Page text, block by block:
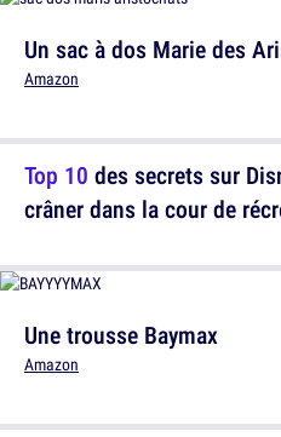
Un sac à dos Marie des
Amazon
Une trousse Baymax
Amazon
Top 10 des secrets sur
crâner dans la cour de